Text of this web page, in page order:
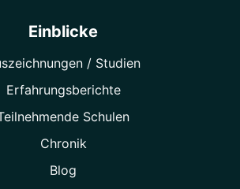
Einblicke
/ Studien
Erfahrungsberichte
Schulen
Chronik
Blog